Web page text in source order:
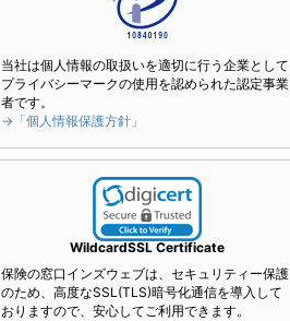
当社は個人情報の取扱いを適切に行う企業として
プライバシーマークの使用を認められた認定事業
者です。
→「個人情報保護方針」
WildcardSSL Certificate
保険の窓口インズウェブは、セキュリティー保護
のため、高度なSSL(TLS)暗号化通信を導入して
おりますので、安心してご利用できます。